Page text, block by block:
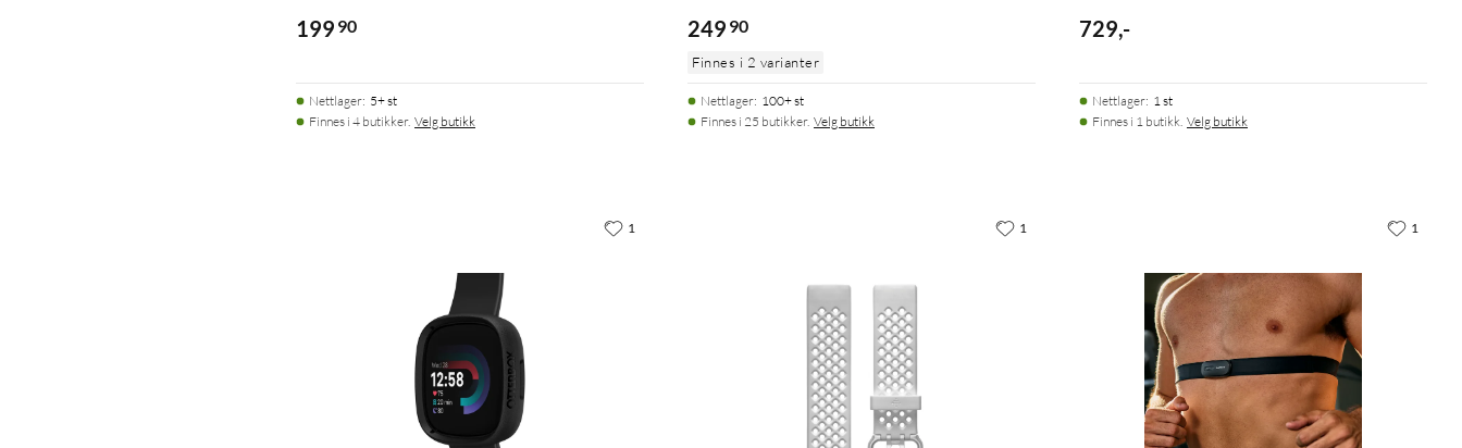
199 90
Nettlager: 5+ st
Finnes i 4 butikker. Velg butikk
249 90
Finnes i 2 varianter
Nettlager: 100+ st
Finnes i 25 butikker. Velg butikk
729,-
Nettlager: 1 st
Finnes i 1 butikk. Velg butikk
1 1 1